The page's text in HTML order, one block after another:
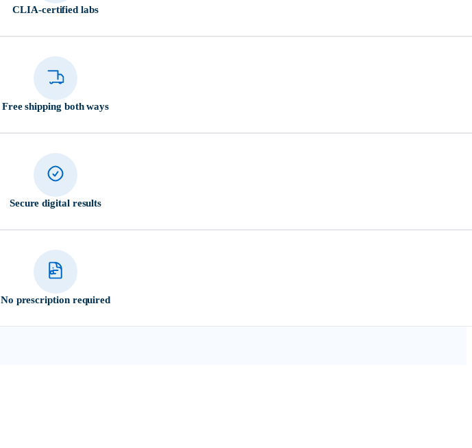
CLIA-certified labs
Free shipping both ways
Secure digital results
No prescription required